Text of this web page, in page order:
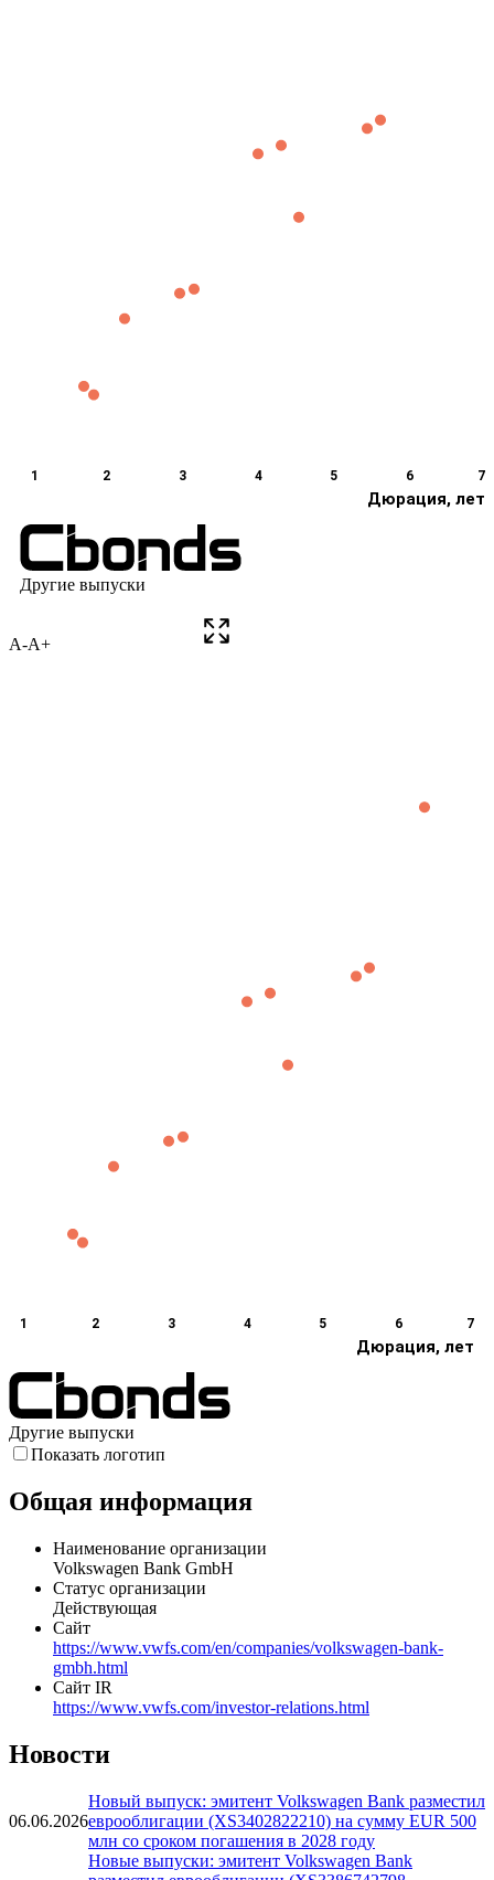
A-A+
Дюрация, лет
1 2 3 4 5 6 7
Другие выпуски
Показать логотип
Общая информация
Наименование организации
Volkswagen Bank GmbH
Статус организации
Действующая
Сайт
https://www.vwfs.com/en/companies/volkswagen-bank-
gmbh.html
Сайт IR
https://www.vwfs.com/investor-relations.html
Новости
06.06.2026
Новый выпуск: эмитент Volkswagen Bank разместил
еврооблигации (XS3402822210) на сумму EUR 500
млн со сроком погашения в 2028 году
Новые выпуски: эмитент Volkswagen Bank